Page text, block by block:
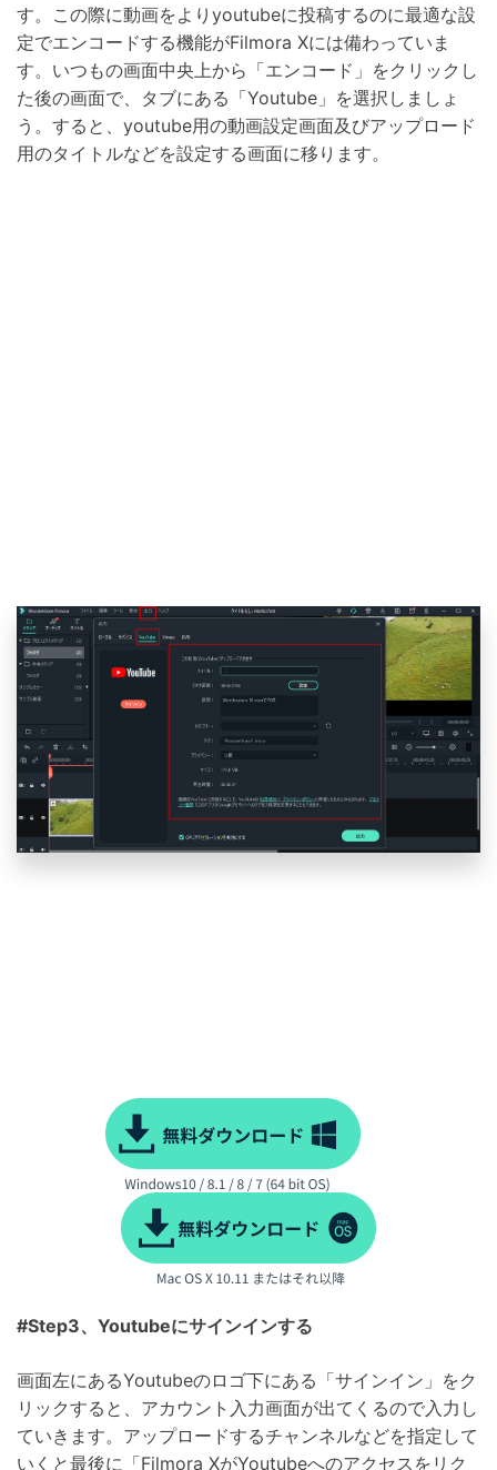
す。この際に動画をよりyoutubeに投稿するのに最適な設
定でエンコードする機能がFilmora Xには備わっていま
す。いつもの画面中央上から「エンコード」をクリックし
た後の画面で、タブにある「Youtube」を選択しましょ
う。すると、youtube用の動画設定画面及びアップロード
用のタイトルなどを設定する画面に移ります。
#Step3、Youtubeにサインインする
画面左にあるYoutubeのロゴ下にある「サインイン」をク
リックすると、アカウント入力画面が出てくるので入力し
ていきます。アップロードするチャンネルなどを指定して
いくと最後に「Filmora XがYoutubeへのアクセスをリク